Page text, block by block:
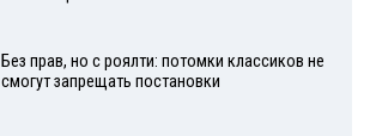
Без прав, но с роялти: потомки классиков не
смогут запрещать постановки